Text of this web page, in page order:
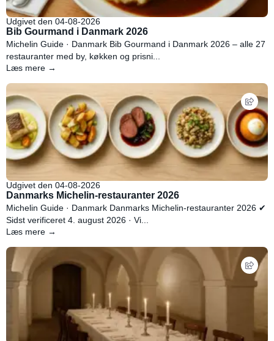
Udgivet den 04-08-2026
Bib Gourmand i Danmark 2026
Michelin Guide · Danmark Bib Gourmand i Danmark 2026 – alle 27
restauranter med by, køkken og prisni...
Læs mere →
Udgivet den 04-08-2026
Danmarks Michelin-restauranter 2026
Michelin Guide · Danmark Danmarks Michelin-restauranter 2026 ✔
Sidst verificeret 4. august 2026 · Vi...
Læs mere →